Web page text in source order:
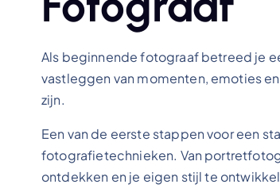
Als beginnende fotograaf betreed je
vastleggen van momenten, emoties
zijn.
Een van de eerste stappen voor een
fotografietechnieken. Van
ontdekken en je eigen stijl te